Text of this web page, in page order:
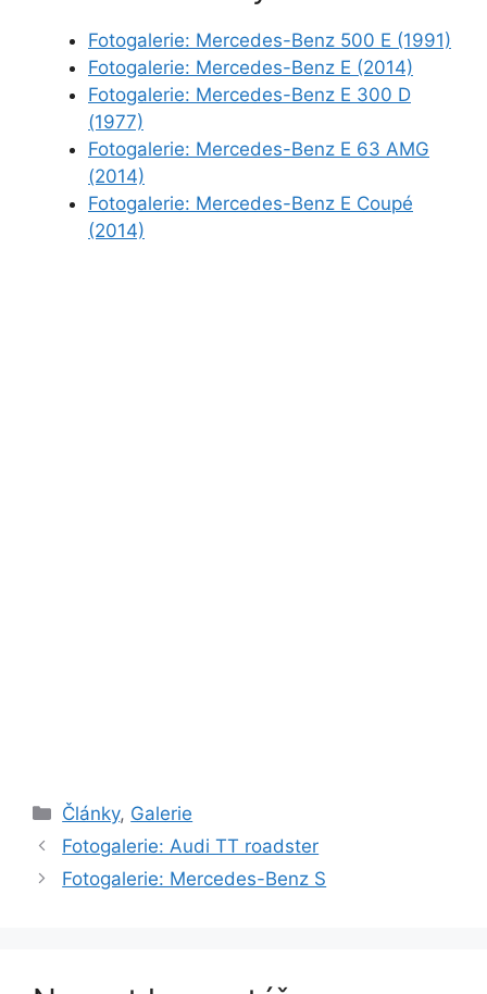
Fotogalerie: Mercedes-Benz 500 E (1991)
Fotogalerie: Mercedes-Benz E (2014)
Fotogalerie: Mercedes-Benz E 300 D
(1977)
Fotogalerie: Mercedes-Benz E 63 AMG
(2014)
Fotogalerie: Mercedes-Benz E Coupé
(2014)
Rubriky
Články, Galerie
Fotogalerie: Audi TT roadster
Fotogalerie: Mercedes-Benz S